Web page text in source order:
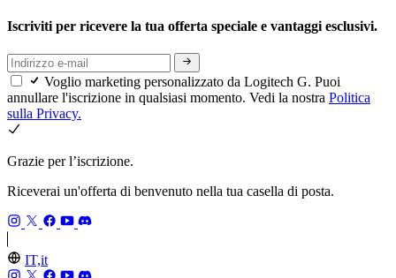
Iscriviti per ricevere la tua offerta speciale e vantaggi esclusivi.
Voglio marketing personalizzato da Logitech G. Puoi
annullare l'iscrizione in qualsiasi momento. Vedi la nostra Politica
sulla Privacy.
Grazie per l’iscrizione.
Riceverai un'offerta di benvenuto nella tua casella di posta.
IT,it